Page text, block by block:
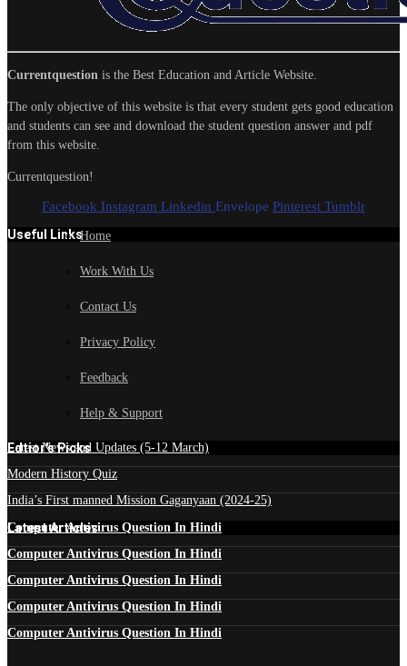
Currentquestion is the Best Education and Article Website.
The only objective of this website is that every student gets good education
and students can see and download the student question answer and pdf
from this website.
Currentquestion!
Facebook Instagram Linkedin Envelope Pinterest Tumblr
Useful LinksHome
Work With Us
Contact Us
Privacy Policy
Feedback
Help & Support
Edtior's Picks
Latest News and Updates (5-12 March)
Modern History Quiz
India’s First manned Mission Gaganyaan (2024-25)
Latest Articles
Computer Antivirus Question In Hindi
Computer Antivirus Question In Hindi
Computer Antivirus Question In Hindi
Computer Antivirus Question In Hindi
Computer Antivirus Question In Hindi